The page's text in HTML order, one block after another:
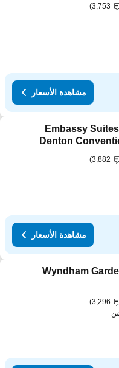
3,753
مشاهدة الأسعار
Add to
Embassy
Denton
3,882
مشاهدة الأسعار
Add to
Wyndham
3,296